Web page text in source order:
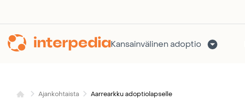
Kansainvälinen adoptio
Ajankohtaista Aarrearkku adoptiolapselle